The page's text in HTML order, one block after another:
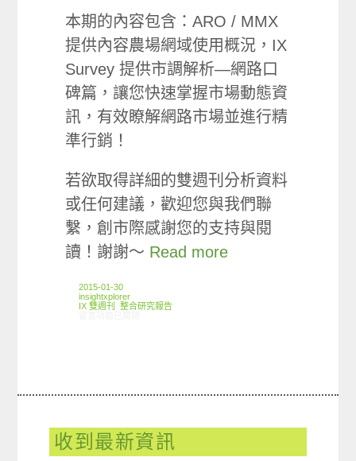
本期的內容包含：ARO / MMX
提供內容農場網域使用概況，IX
Survey 提供市調解析—網路口
碑篇，讓您快速掌握市場動態資
訊，有效瞭解網路市場並進行精
準行銷！
若欲取得詳細的雙週刊分析資料
或任何建議，歡迎您與我們聯
繫，創市際感謝您的支持與閱
讀！謝謝～ Read more
2015-01-30
insightxplorer
IX 雙週刊
,整合研究報告
收到最新資訊